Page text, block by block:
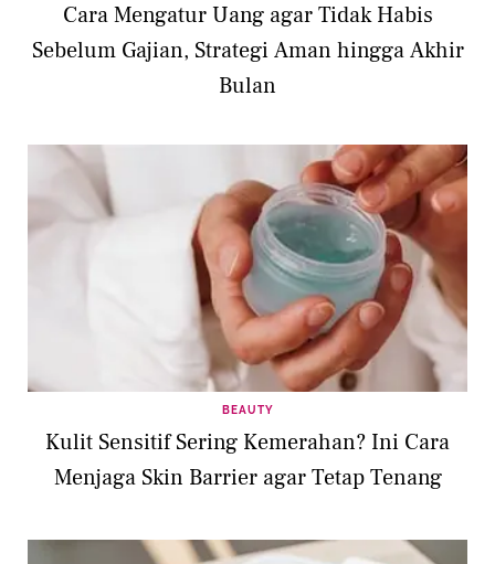
Cara Mengatur Uang agar Tidak Habis
Sebelum Gajian, Strategi Aman hingga Akhir
Bulan
BEAUTY
Kulit Sensitif Sering Kemerahan? Ini Cara
Menjaga Skin Barrier agar Tetap Tenang